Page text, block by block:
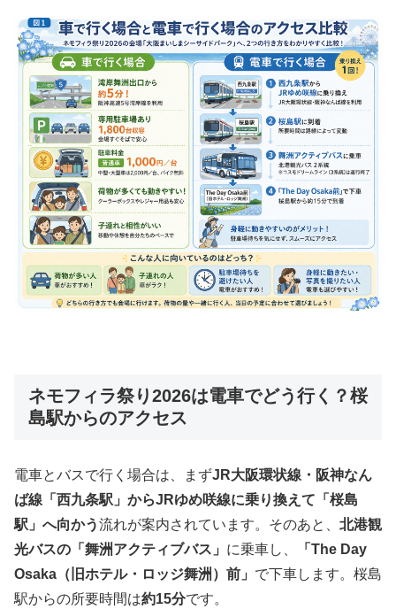
ネモフィラ祭り2026は電車でどう行く？桜
島駅からのアクセス
電車とバスで行く場合は、まずJR大阪環状線・阪神なん
ば線「西九条駅」からJRゆめ咲線に乗り換えて「桜島
駅」へ向かう流れが案内されています。そのあと、 北港観
光バスの「舞洲アクティブバス」 に乗車し、
「The Day
Osaka（旧ホテル・ロッジ舞洲）前」 で下車します。桜島
駅からの所要時間は約15分です。